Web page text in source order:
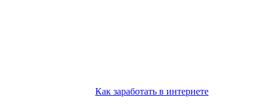
Как заработать в интернете